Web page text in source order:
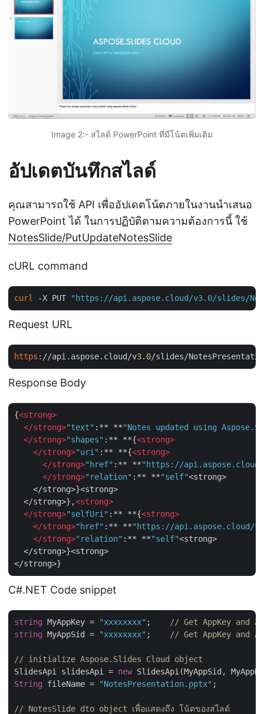
Image 2:- สไลด์ PowerPoint ที่มีโน้ตเพิ่มเติม
อัปเดตบันทึกสไลด์
คุณสามารถใช้ API เพื่ออัปเดตโน้ตภายในงานนำเสนอ
PowerPoint ได้ ในการปฏิบัติตามความต้องการนี้ ใช้
NotesSlide/PutUpdateNotesSlide
cURL command
curl -X PUT "https://api.aspose.cloud/v3.0/slides/
Request URL
https ://api.aspose.cloud/v3. 0/slides/
Response Body
{<strong>
</strong>"text" :** **"Notes updated using
</strong>"shapes" :** **{<strong>
</strong>"uri" :** **{<strong>
</strong>"href" :** **"https://
</strong>"relation" :** **"self"<strong>
    </strong>}<strong>
  </strong>},
<strong>
</strong>"selfUri" :** **{<strong>
</strong>"href" :** **"https://api.aspose.cloud/
</strong>"relation" :** **"self"<strong>
  </strong>}<strong>
C#.NET Code snippet
string MyAppKey = "xxxxxxxx" ;
// Get AppKey and
string MyAppSid = "xxxxxxxx" ; // Get AppKey and
// initialize Aspose.Slides Cloud object
SlidesApi slidesApi = new
String fileName = "NotesPresentation.pptx"
// NotesSlide dto object เพื่อแสดงถึง โน้ตของสไลด์